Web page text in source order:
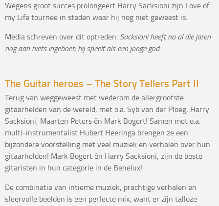
Wegens groot succes prolongeert Harry Sacksioni zijn Love of
my Life tournee in steden waar hij nog niet geweest is.
Media schreven over dit optreden: Sacksioni heeft na al die jaren
nog aan niets ingeboet; hij speelt als een jonge god.
The Guitar heroes – The Story Tellers Part II
Terug van weggeweest met wederom de allergrootste
gitaarhelden van de wereld, met o.a. Syb van der Ploeg, Harry
Sacksioni, Maarten Peters én Mark Bogert! Samen met o.a.
multi-instrumentalist Hubert Heeringa brengen ze een
bijzondere voorstelling met veel muziek en verhalen over hun
gitaarhelden! Mark Bogert én Harry Sacksioni, zijn de beste
gitaristen in hun categorie in de Benelux!
De combinatie van intieme muziek, prachtige verhalen en
sfeervolle beelden is een perfecte mix, want er zijn talloze